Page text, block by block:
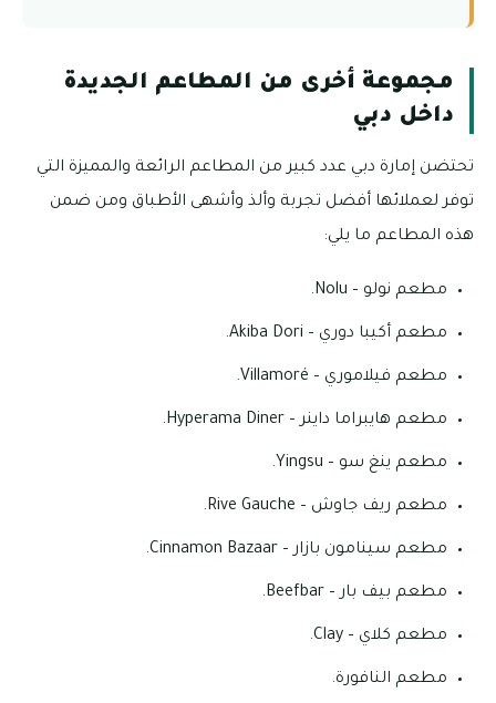
مجموعة أخرى من المطاعم الجديدة
داخل دبي
تحتضن إمارة دبي عدد كبير من المطاعم الرائعة والمميزة التي
توفر لعملائها أفضل تجربة وألذ وأشهى الأطباق ومن ضمن
هذه المطاعم ما يلي:
مطعم نولو – Nolu.
مطعم أكيبا دوري – Akiba Dori.
مطعم فيلاموري – Villamoré.
مطعم هايبراما داينر – Hyperama Diner.
مطعم ينغ سو – Yingsu.
مطعم ريف جاوش – Rive Gauche.
مطعم سينامون بازار – Cinnamon Bazaar.
مطعم بيف بار – Beefbar.
مطعم كلاي – Clay.
مطعم النافورة.